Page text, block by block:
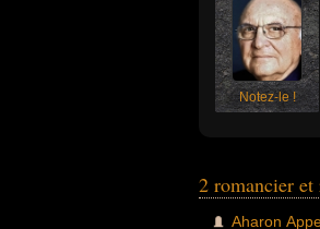
Notez-le !
2 romancier et
Aharon